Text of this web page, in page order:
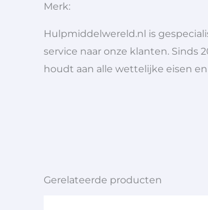
Merk:
Hulpmiddelwereld.nl is
service naar onze klanten. Sinds
houdt aan alle wettelijke eisen
Gerelateerde producten